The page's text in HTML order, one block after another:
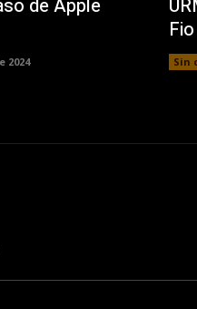
de Apple
2024 Sin